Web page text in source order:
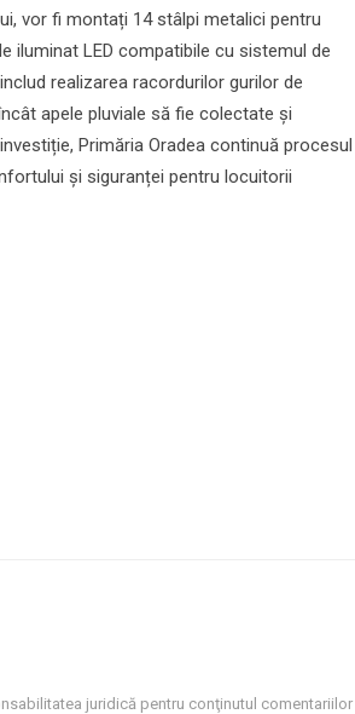
vor fi montați 14 stâlpi metalici pentru
iluminat LED compatibile cu sistemul de
realizarea racordurilor gurilor de
apele pluviale să fie colectate și
Primăria Oradea continuă procesul
și siguranței pentru locuitorii
juridică pentru conţinutul comentariilor